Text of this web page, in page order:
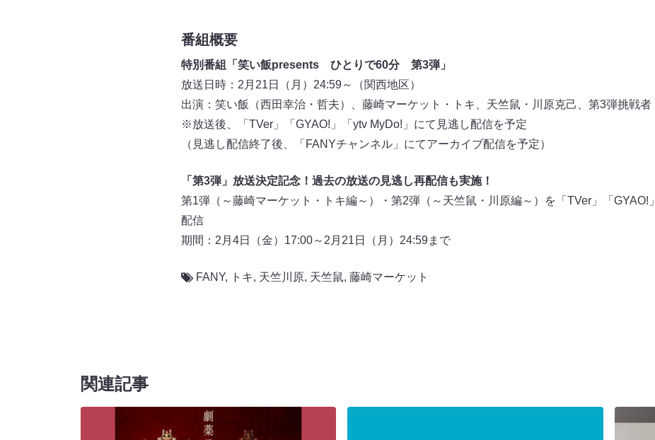
番組概要
特別番組「笑い飯presents ひとりで60分 第3弾」
放送日時：2月21日（月）24:59～（関西地区）
出演：笑い飯（西田幸治・哲夫）、藤崎マーケット・トキ、天竺鼠・川原克己、第3弾挑戦者
※放送後、「TVer」「GYAO!」「ytv MyDo!」にて見逃し配信を予定
（見逃し配信終了後、「FANYチャンネル」にてアーカイブ配信を予定）
「第3弾」放送決定記念！過去の放送の見逃し再配信も実施！
第1弾（～藤崎マーケット・トキ編～）・第2弾（～天竺鼠・川原編～）を「TVer」「GYAO!
配信
期間：2月4日（金）17:00～2月21日（月）24:59まで
FANY, トキ, 天竺川原, 天竺鼠, 藤崎マーケット
関連記事